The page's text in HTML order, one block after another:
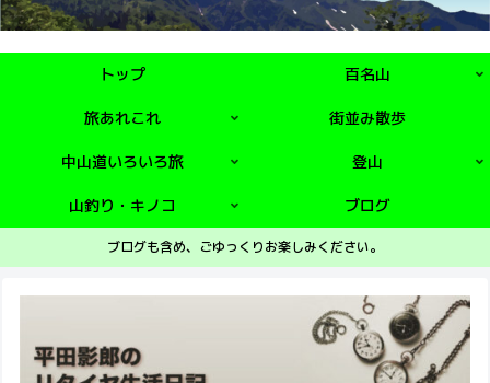
トップ 百名山
旅あれこれ 街並み散歩
中山道いろいろ旅 登山
山釣り・キノコ ブログ
ブログも含め、ごゆっくりお楽しみください。